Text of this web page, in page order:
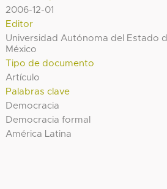
2006-12-01
Editor
Universidad Autónoma del Estado
México
Tipo de documento
Artículo
Palabras clave
Democracia
Democracia formal
América Latina